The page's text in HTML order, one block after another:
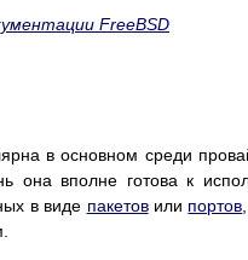
FreeBSD
в основном среди
она вполне готова к
в виде пакетовили портов